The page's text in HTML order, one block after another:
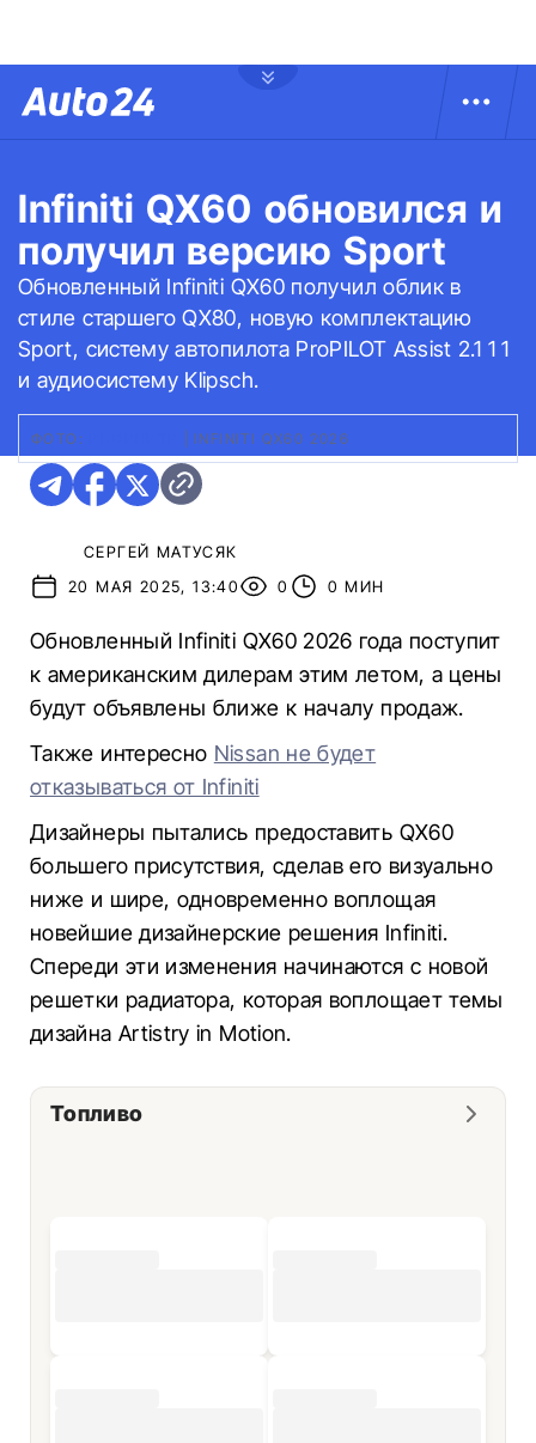
Infiniti QX60 обновился и
получил версию Sport
Обновленный Infiniti QX60 получил облик в
стиле старшего QX80, новую комплектацию
Sport, систему автопилота ProPILOT Assist 2.1 1 1
и аудиосистему Klipsch.
ФОТО: INFINITI QX60 2026
СЕРГЕЙ МАТУСЯК
20 МАЯ 2025, 13:40
0 0 МИН
Обновленный Infiniti QX60 2026 года поступит
к американским дилерам этим летом, а цены
будут объявлены ближе к началу продаж.
Также интересно Nissan не будет
отказываться от Infiniti
Дизайнеры пытались предоставить QX60
большего присутствия, сделав его визуально
ниже и шире, одновременно воплощая
новейшие дизайнерские решения Infiniti.
Спереди эти изменения начинаются с новой
решетки радиатора, которая воплощает темы
дизайна Artistry in Motion.
Топливо